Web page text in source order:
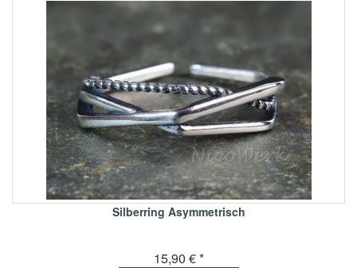
Silberring Asymmetrisch
15,90 € *